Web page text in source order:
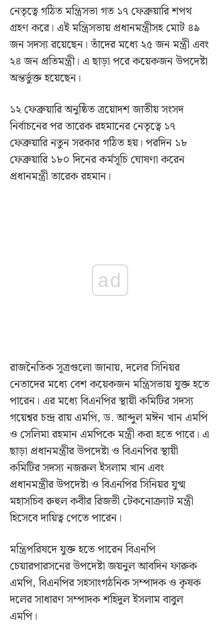
নেতৃত্বে গঠিত মন্ত্রিসভা গত ১৭ ফেব্রুয়ারি শপথ
গ্রহণ করে। এই মন্ত্রিসভায় প্রধানমন্ত্রীসহ মোট ৪৯
জন সদস্য রয়েছেন। তাঁদের মধ্যে ২৫ জন মন্ত্রী এবং
২৪ জন প্রতিমন্ত্রী। এ ছাড়া পরে কয়েকজন উপদেষ্টা
অন্তর্ভুক্ত হয়েছেন।
১২ ফেব্রুয়ারি অনুষ্ঠিত ত্রয়োদশ জাতীয় সংসদ
নির্বাচনের পর তারেক রহমানের নেতৃত্বে ১৭
ফেব্রুয়ারি নতুন সরকার গঠিত হয়। পরদিন ১৮
ফেব্রুয়ারি ১৮০ দিনের কর্মসূচি ঘোষণা করেন
প্রধানমন্ত্রী তারেক রহমান।
ad
রাজনৈতিক সূত্রগুলো জানায়, দলের সিনিয়র
নেতাদের মধ্যে বেশ কয়েকজন মন্ত্রিসভায় যুক্ত হতে
পারেন। এর মধ্যে বিএনপির স্থায়ী কমিটির সদস্য
গয়েশ্বর চন্দ্র রায় এমপি, ড. আব্দুল মঈন খান এমপি
ও সেলিমা রহমান এমপিকে মন্ত্রী করা হতে পারে। এ
ছাড়া প্রধানমন্ত্রীর উপদেষ্টা ও বিএনপির স্থায়ী
কমিটির সদস্য নজরুল ইসলাম খান এবং
প্রধানমন্ত্রীর উপদেষ্টা ও বিএনপির সিনিয়র যুগ্ম
মহাসচিব রুহুল কবীর রিজভী টেকনোক্র্যাট মন্ত্রী
হিসেবে দায়িত্ব পেতে পারেন।
মন্ত্রিপরিষদে যুক্ত হতে পারেন বিএনপি
চেয়ারপারসনের উপদেষ্টা জয়নুল আবদিন ফারুক
এমপি, বিএনপির সহসাংগঠনিক সম্পাদক ও কৃষক
দলের সাধারণ সম্পাদক শহিদুল ইসলাম বাবুল
এমপি।